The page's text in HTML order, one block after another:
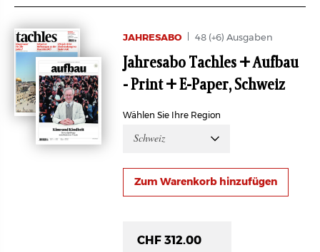
JAHRESABO 48 (+6) Ausgaben
Jahresabo Tachles + Aufbau
- Print + E-Paper, Schweiz
Wählen Sie Ihre Region
Schweiz
CHF 312.00